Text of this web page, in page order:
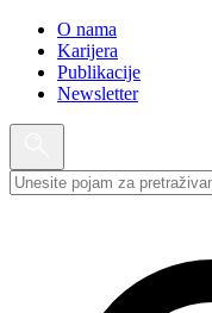
O nama
Karijera
Publikacije
Newsletter